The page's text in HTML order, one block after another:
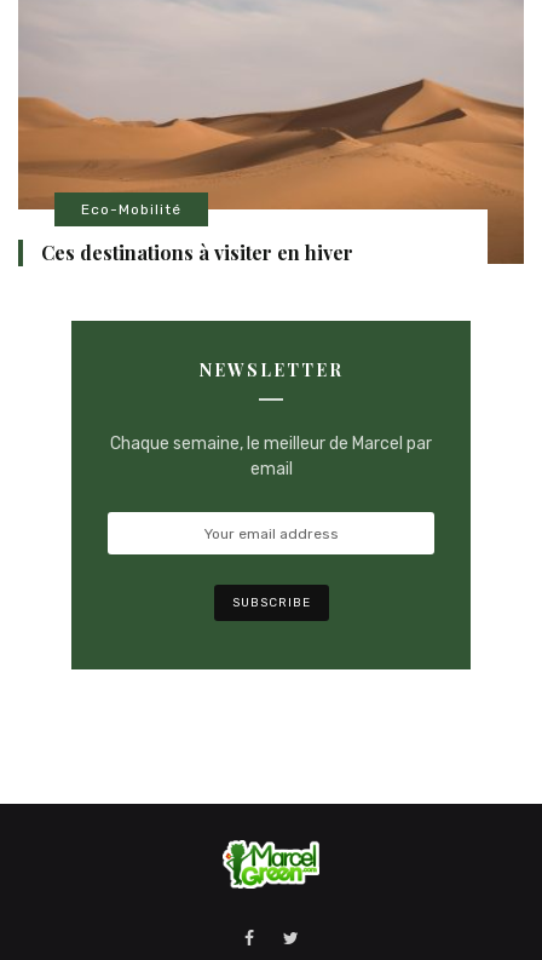
Eco-Mobilité
Ces destinations à visiter en hiver
NEWSLETTER
Chaque semaine, le meilleur de Marcel par
email